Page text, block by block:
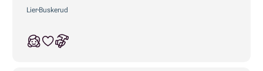
LierBuskerud